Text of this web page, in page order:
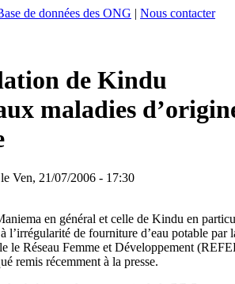
de données des ONG | Nous contacter
de Kindu
maladies
le Ven, 21/07/2006 - 17:30
en général et celle de Kindu en
l’irrégularité de fourniture d’eau potable par
le Réseau Femme et Développement
remis récemment à la presse.